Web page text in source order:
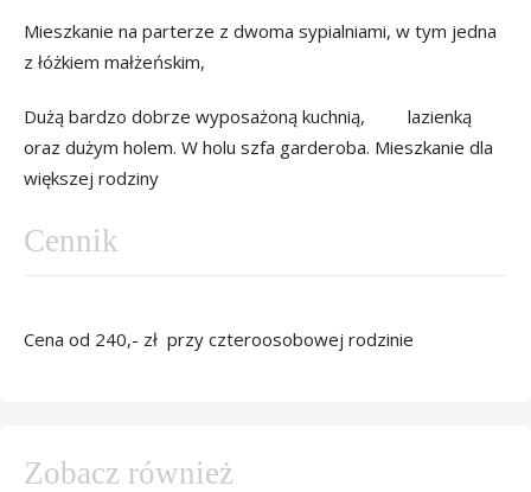
Mieszkanie na parterze z dwoma sypialniami, w tym jedna
z łóżkiem małżeńskim,
Dużą bardzo dobrze wyposażoną kuchnią, lazienką
oraz dużym holem. W holu szfa garderoba. Mieszkanie dla
większej rodziny
Cennik
Cena od 240,- zł przy czteroosobowej rodzinie
Zobacz również